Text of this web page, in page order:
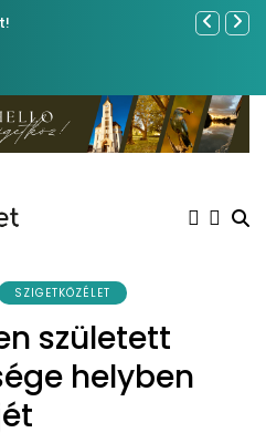
Közel
SZIGETKÖZÉLET
született
helyben